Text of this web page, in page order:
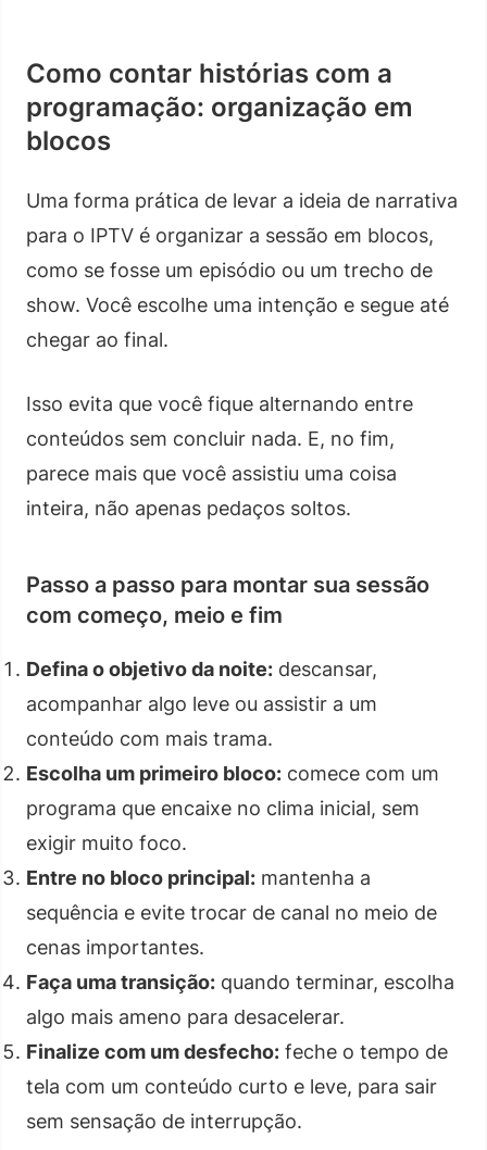
Como contar histórias com a
programação: organização em
blocos
Uma forma prática de levar a ideia de narrativa
para o IPTV é organizar a sessão em blocos,
como se fosse um episódio ou um trecho de
show. Você escolhe uma intenção e segue até
chegar ao final.
Isso evita que você fique alternando entre
conteúdos sem concluir nada. E, no fim,
parece mais que você assistiu uma coisa
inteira, não apenas pedaços soltos.
Passo a passo para montar sua sessão
com começo, meio e fim
Defina o objetivo da noite: descansar,
acompanhar algo leve ou assistir a um
conteúdo com mais trama.
Escolha um primeiro bloco: comece com um
programa que encaixe no clima inicial, sem
exigir muito foco.
Entre no bloco principal: mantenha a
sequência e evite trocar de canal no meio de
cenas importantes.
Faça uma transição: quando terminar, escolha
algo mais ameno para desacelerar.
Finalize com um desfecho: feche o tempo de
tela com um conteúdo curto e leve, para sair
sem sensação de interrupção.